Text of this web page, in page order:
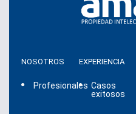
NOSOTROS
Profesionales
EXPERIENCIA
Casos
exitosos